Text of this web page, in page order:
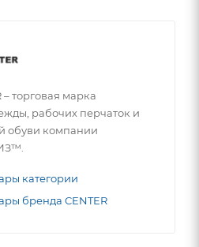
– торговая марка
рабочих перчаток и
обуви компании
категории
бренда CENTER